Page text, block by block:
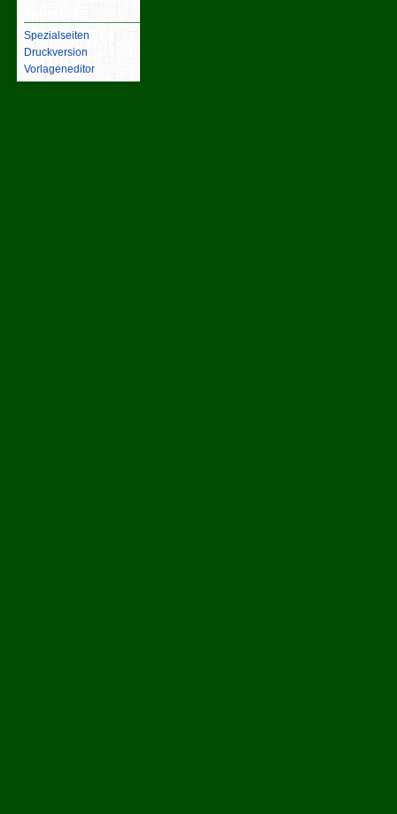
Spezialseiten
Druckversion
Vorlageneditor